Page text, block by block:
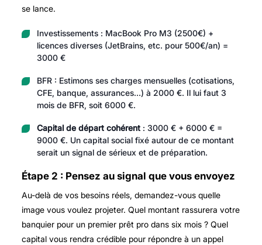
se lance.
Investissements : MacBook Pro M3 (2500€) +
licences diverses (JetBrains, etc. pour 500€/an) =
3000 €
BFR : Estimons ses charges mensuelles (cotisations,
CFE, banque, assurances…) à 2000 €. Il lui faut 3
mois de BFR, soit 6000 €.
Capital de départ cohérent: 3000 € + 6000 € =
9000 €. Un capital social fixé autour de ce montant
serait un signal de sérieux et de préparation.
Étape 2 : Pensez au signal que vous envoyez
Au-delà de vos besoins réels, demandez-vous quelle
image vous voulez projeter. Quel montant rassurera votre
banquier pour un premier prêt pro dans six mois ? Quel
capital vous rendra crédible pour répondre à un appel